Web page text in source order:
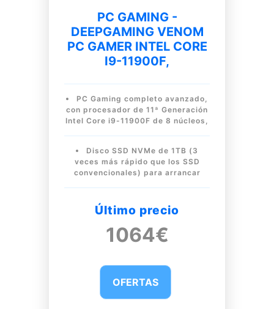
PC GAMING -
DEEPGAMING VENOM
PC GAMER INTEL CORE
I9-11900F,
PC Gaming completo avanzado,
con procesador de 11ª Generación
Intel Core i9-11900F de 8 núcleos,
Disco SSD NVMe de 1TB (3
veces más rápido que los SSD
convencionales) para arrancar
Último precio
1064€
OFERTAS